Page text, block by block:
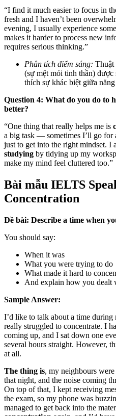
“I find it much easier to focus in
fresh and I haven’t been
evening, I usually experience
makes it harder to process new
requires serious thinking.”
Phân tích điểm sáng: Thuật
(sự mệt mỏi tinh thần)
thích sự khác biệt giữa
Question 4: What do you do to
better?
“One thing that really helps me is
a big task — sometimes I’ll go for
just to get into the right mindset. I
studying by tidying up my
make my mind feel cluttered too.”
Bài mẫu IELTS
Concentration
Đề bài: Describe a time when
You should say:
When it was
What you were trying to do
What made it hard to
And explain how you dealt
Sample Answer:
I’d like to talk about a time
really struggled to concentrate. I
coming up, and I sat down one
several hours straight. However,
at all.
The thing is, my neighbours
that night, and the noise coming
On top of that, I kept receiving
the exam, so my phone was
managed to get back into the